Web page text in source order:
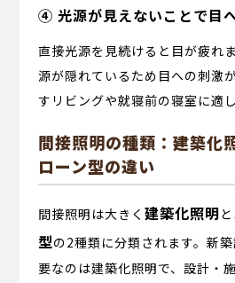
④ 光源が見えないことで目
直接光源を見続けると目が疲れ
源が隠れているため目への刺激
すリビングや就寝前の寝室に適し
間接照明の種類：建築化
ローン型の違い
間接照明は大きく 建築化照明と
型の2種類に分類されます。新
要なのは建築化照明で、設計・